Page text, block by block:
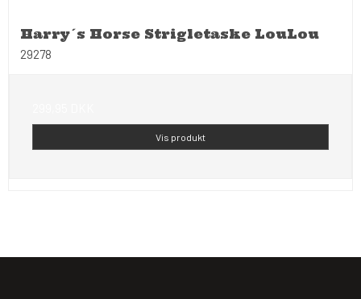
Harry´s Horse Strigletaske LouLou
29278
Vis produkt